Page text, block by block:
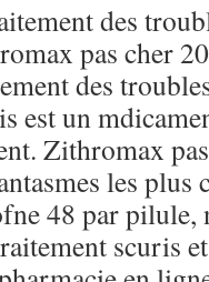
des
pas cher
des
est un
Zithromax
les plus
48 par pilule,
scuris